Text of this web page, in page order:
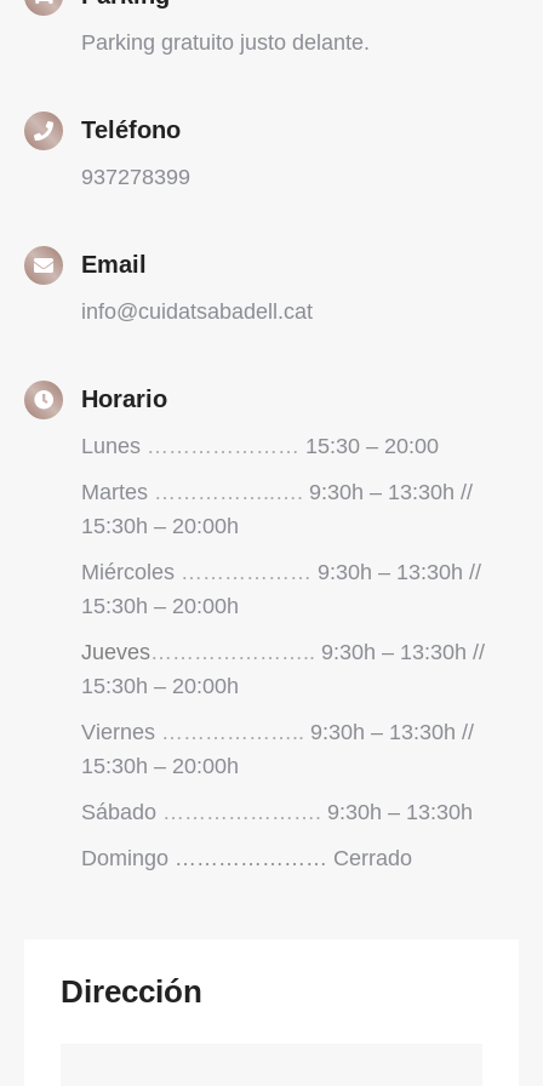
Parking gratuito justo delante.
Teléfono
937278399
Email
info@cuidatsabadell.cat
Horario
Lunes ………………… 15:30 – 20:00
Martes ……………..…. 9:30h – 13:30h //
15:30h – 20:00h
Miércoles ……………… 9:30h – 13:30h //
15:30h – 20:00h
Jueves………………….. 9:30h – 13:30h //
15:30h – 20:00h
Viernes ……………….. 9:30h – 13:30h //
15:30h – 20:00h
Sábado …………………. 9:30h – 13:30h
Domingo ………………… Cerrado
Dirección